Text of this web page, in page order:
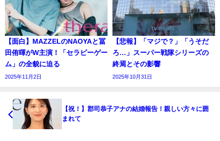
【面白】MAZZELのNAOYAと冨
田侑暉がW主演！「セラピーゲー
ム」の全貌に迫る
2025年11月2日
【悲報】「マジで？」「うそだ
ろ…」スーパー戦隊シリーズの
終焉とその影響
2025年10月31日
【祝！】郡司恭子アナの結婚報告！親しい方々に囲
まれて